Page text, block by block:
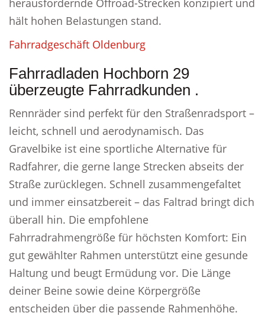
herausfordernde Offroad-Strecken konzipiert und
hält hohen Belastungen stand.
Fahrradgeschäft Oldenburg
Fahrradladen Hochborn 29
überzeugte Fahrradkunden .
Rennräder sind perfekt für den Straßenradsport –
leicht, schnell und aerodynamisch. Das
Gravelbike ist eine sportliche Alternative für
Radfahrer, die gerne lange Strecken abseits der
Straße zurücklegen. Schnell zusammengefaltet
und immer einsatzbereit – das Faltrad bringt dich
überall hin. Die empfohlene
Fahrradrahmengröße für höchsten Komfort: Ein
gut gewählter Rahmen unterstützt eine gesunde
Haltung und beugt Ermüdung vor. Die Länge
deiner Beine sowie deine Körpergröße
entscheiden über die passende Rahmenhöhe.